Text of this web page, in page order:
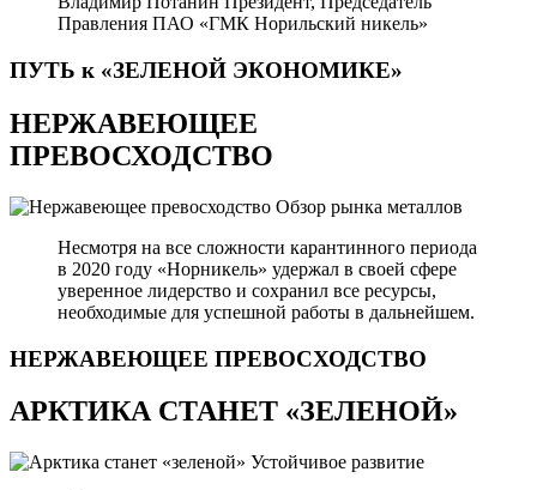
Правления ПАО «ГМК Норильский никель»
ПУТЬ к «ЗЕЛЕНОЙ ЭКОНОМИКЕ»
НЕРЖАВЕЮЩЕЕ
ПРЕВОСХОДСТВО
Обзор рынка металлов
Несмотря на все сложности карантинного периода
в 2020 году «Норникель» удержал в своей сфере
уверенное лидерство и сохранил все ресурсы,
необходимые для успешной работы в дальнейшем.
НЕРЖАВЕЮЩЕЕ ПРЕВОСХОДСТВО
АРКТИКА СТАНЕТ «ЗЕЛЕНОЙ»
Устойчивое развитие